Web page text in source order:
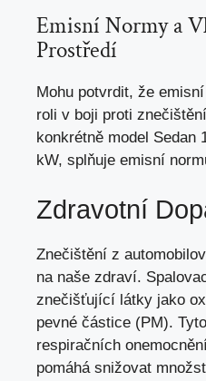
Emisní Normy a
Prostředí
Mohu potvrdit, že
roli v boji proti
konkrétně model Sedan
kW, splňuje emisní
Zdravotní
Znečištění z
na naše zdraví.
znečišťující látky jako
pevné částice (PM).
respiračních
pomáhá snižovat